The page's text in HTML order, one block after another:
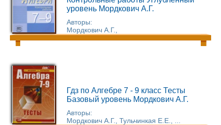
уровень Мордкович А.Г.
Авторы:
Мордкович А.Г.,
Гдз по Алгебре 7 - 9 класс Тесты
Базовый уровень Мордкович А.Г.
Авторы:
Мордкович А.Г., Тульчинкая Е.Е., ...